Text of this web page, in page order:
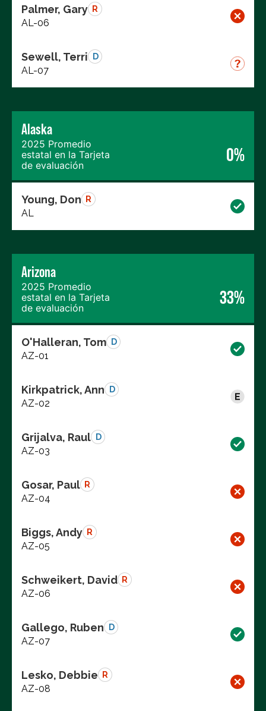
Palmer, Gary R
AL-06
Sewell, Terri D
AL-07
Alaska
2025 Promedio
estatal en la Tarjeta
de evaluación
0%
Young, Don R
AL
Arizona
2025 Promedio
estatal en la Tarjeta
de evaluación
33%
O'Halleran, Tom D
AZ-01
Kirkpatrick, Ann D
AZ-02
Grijalva, Raul D
AZ-03
Gosar, Paul R
AZ-04
Biggs, Andy R
AZ-05
Schweikert, David R
AZ-06
Gallego, Ruben D
AZ-07
Lesko, Debbie R
AZ-08